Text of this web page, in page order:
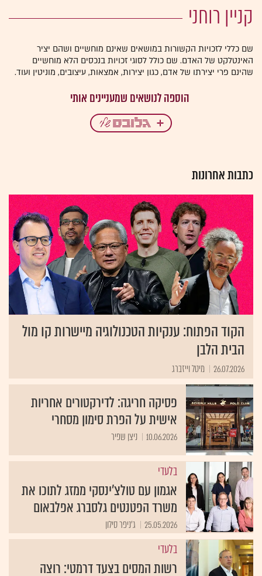
קניין רוחני
שם כללי לזכויות הקשורות במושאים שאינם מוחשיים ושהם יציר
האינטלקט של האדם. שם כולל לסוגי זכויות בנכסים הלא מוחשיים
שהינם פרי יצירתו של אדם, כגון יצירות, אמצאות, עיצובים, מוניטין ועוד.
כתבות אחרונות
הקוד הפתוח: ענקיות הטכנולוגיה מיישרות קו מול
הבית הלבן
26.07.2026 מיטל וייזברג
פסיקה חריגה: לדירקטורים אחריות
אישית על הפרת סימון מסחרי
10.06.2026 ניצן שפיר
בלעדי
אגמון עם טולצ'ינסקי ממזג לתוכו את
משרד הפטנטים גלסברג אפלבאום
25.05.2026 ג'ניפר סילון
בלעדי
רשות המסים בצעד דרמטי: רוצה